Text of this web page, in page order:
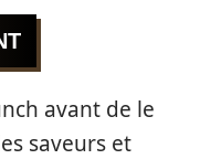
avant de le
saveurs et